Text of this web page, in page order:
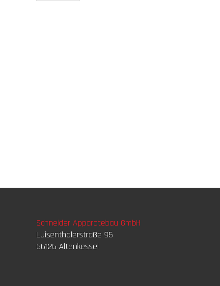
Schneider Apparatebau GmbH
Luisenthalerstraße 95
66126 Altenkessel